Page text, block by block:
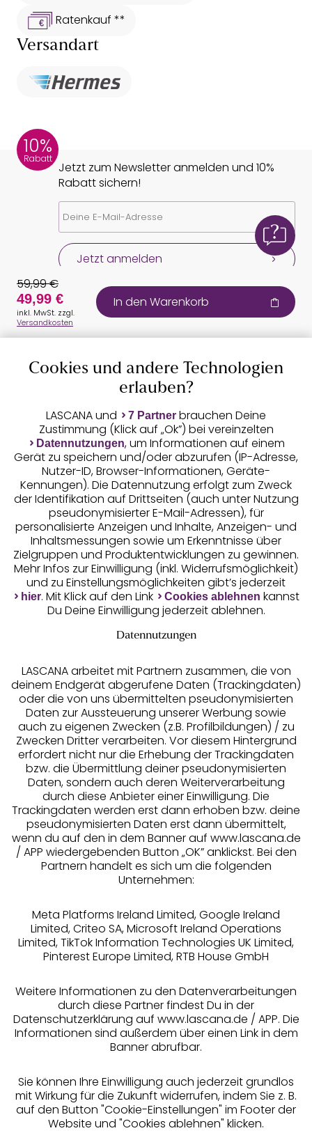
Ratenkauf **
Versandart
10%
Rabatt
Jetzt zum Newsletter anmelden und 10%
Rabatt sichern!
Jetzt anmelden
Auszeichnungen
Geprüfte Sicherheit
Unsere Apps
Services
Beratung
Über uns
Rechtliches
Alle Preise inkl. MwSt., zzgl.
Versandkosten
59,99 €
49,99 €
inkl. MwSt. zzgl.
Versandkosten
In den Warenkorb
Cookies und andere Technologien
erlauben?
LASCANA und 7 Partner brauchen Deine
Zustimmung (Klick auf „Ok”) bei vereinzelten
Datennutzungen, um Informationen auf einem
Gerät zu speichern und/oder abzurufen (IP-Adresse,
Nutzer-ID, Browser-Informationen, Geräte-
Kennungen). Die Datennutzung erfolgt zum Zweck
der Identifikation auf Drittseiten (auch unter Nutzung
pseudonymisierter E-Mail-Adressen), für
personalisierte Anzeigen und Inhalte, Anzeigen- und
Inhaltsmessungen sowie um Erkenntnisse über
Zielgruppen und Produktentwicklungen zu gewinnen.
Mehr Infos zur Einwilligung (inkl. Widerrufsmöglichkeit)
und zu Einstellungsmöglichkeiten gibt’s jederzeit
hier. Mit Klick auf den Link Cookies ablehnen kannst
Du Deine Einwilligung jederzeit ablehnen.
Datennutzungen
LASCANA arbeitet mit Partnern zusammen, die von
deinem Endgerät abgerufene Daten (Trackingdaten)
oder die von uns übermittelten pseudonymisierten
Daten zur Aussteuerung unserer Werbung sowie
auch zu eigenen Zwecken (z.B. Profilbildungen) / zu
Zwecken Dritter verarbeiten. Vor diesem Hintergrund
erfordert nicht nur die Erhebung der Trackingdaten
bzw. die Übermittlung deiner pseudonymisierten
Daten, sondern auch deren Weiterverarbeitung
durch diese Anbieter einer Einwilligung. Die
Trackingdaten werden erst dann erhoben bzw. deine
pseudonymisierten Daten erst dann übermittelt,
wenn du auf den in dem Banner auf www.lascana.de
/ APP wiedergebenden Button „OK” anklickst. Bei den
Partnern handelt es sich um die folgenden
Unternehmen:
Meta Platforms Ireland Limited, Google Ireland
Limited, Criteo SA, Microsoft Ireland Operations
Limited, TikTok Information Technologies UK Limited,
Pinterest Europe Limited, RTB House GmbH
Weitere Informationen zu den Datenverarbeitungen
durch diese Partner findest Du in der
Datenschutzerklärung auf www.lascana.de / APP. Die
Informationen sind außerdem über einen Link in dem
Banner abrufbar.
Sie können Ihre Einwilligung auch jederzeit grundlos
mit Wirkung für die Zukunft widerrufen, indem Sie z. B.
auf den Button "Cookie-Einstellungen" im Footer der
Website und "Cookies ablehnen" klicken.